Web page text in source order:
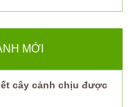
MỚI
cây cảnh chịu được